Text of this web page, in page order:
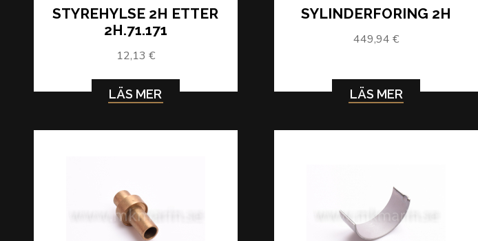
STYREHYLSE 2H ETTER
2H.71.171
12,13 €
LÄS MER
SYLINDERFORING 2H
449,94 €
LÄS MER